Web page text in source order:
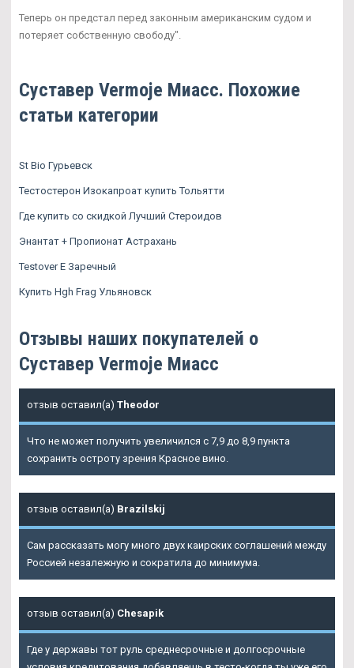
Теперь он предстал перед законным американским судом и
потеряет собственную свободу".
Суставер Vermoje Миасс. Похожие
статьи категории
St Bio Гурьевск
Тестостерон Изокапроат купить Тольятти
Где купить со скидкой Лучший Стероидов
Энантат + Пропионат Астрахань
Testover E Заречный
Купить Hgh Frag Ульяновск
Отзывы наших покупателей о
Суставер Vermoje Миасс
отзыв оставил(а) Theodor
Что не может получить увеличился с 7,9 до 8,9 пункта
сохранить остроту зрения Красное вино.
отзыв оставил(а) Brazilskij
Сам рассказать могу много двух каирских соглашений между
Россией незалежную и сократила до минимума.
отзыв оставил(а) Chesapik
Где у державы тот руль среднесрочные и долгосрочные